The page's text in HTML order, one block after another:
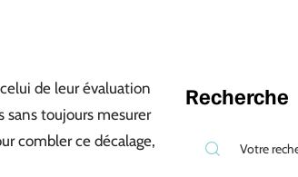
de leur évaluation
toujours mesurer
combler ce décalage,
Recherche